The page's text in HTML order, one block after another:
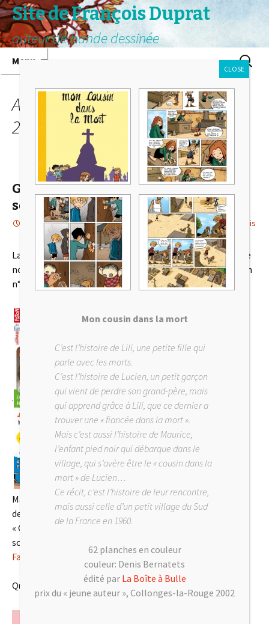
Site de François Duprat
auteur de bande dessinée
Menu
Archives mensuelles : novembre
2023
Gustave Eiffel, plus d’une tour dans
son sac
16 novembre 2023 Actualité Le petit Leonard François
La prépublication dans le magazine « Le petit Léonard » de
notre récit sur Gustave Eiffel se terminera dans le prochain
n°..
.
Mais vous pouvez d’ors et déjà trouver l’album en librairie
depuis ce début du mois de novembre.
« Gustave Eiffel, plus d’une tour dans son sac », sur un
scénario de
Faton
Quelques étapes de la couverture :
Mon cousin dans la mort
C’est l’histoire de Lili, une petite fille qui
parle avec les morts.
C’est l’histoire de Lucien, un petit garçon
qui vient de perdre son grand-père, mais
qui apprend grâce à Lili, que ce dernier a
trouver une « fiancée dans la mort ».
Mais c’est aussi l’histoire de Maurice,
l’enfant pied noir qui débarque dans le
village, qui s’avère être le « cousin dans la
mort » de Lucien…
Ce récit, c’est l’histoire de leur rencontre,
mais aussi celle d’un petit village du Sud
de la France en 1960.
62 planches en couleur
couleur: Denis Bernatets
édité par La Boîte à Bulle
prix du « jeune auteur », Collonges-la-Rouge 2002
CLOSE